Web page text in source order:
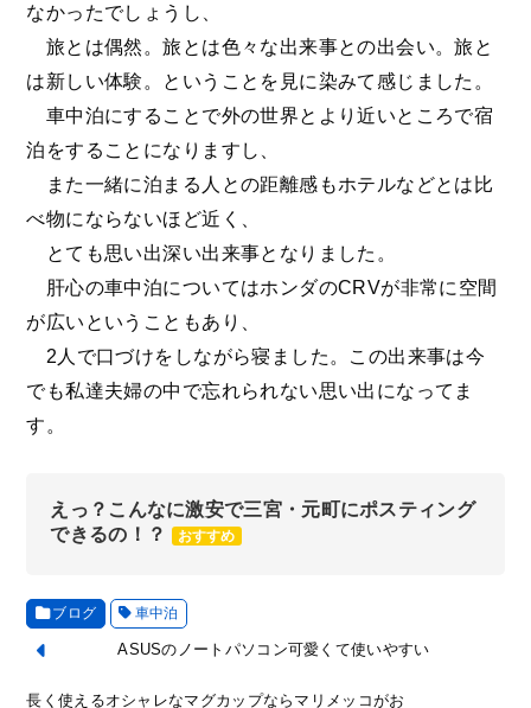
なかったでしょうし、
旅とは偶然。旅とは色々な出来事との出会い。旅と
は新しい体験。ということを見に染みて感じました。
車中泊にすることで外の世界とより近いところで宿
泊をすることになりますし、
また一緒に泊まる人との距離感もホテルなどとは比
べ物にならないほど近く、
とても思い出深い出来事となりました。
肝心の車中泊についてはホンダのCRVが非常に空間
が広いということもあり、
2人で口づけをしながら寝ました。この出来事は今
でも私達夫婦の中で忘れられない思い出になってま
す。
えっ？こんなに激安で三宮・元町にポスティング
できるの！？
おすすめ
ブログ 車中泊
ASUSのノートパソコン可愛くて使いやすい
長く使えるオシャレなマグカップならマリメッコがお